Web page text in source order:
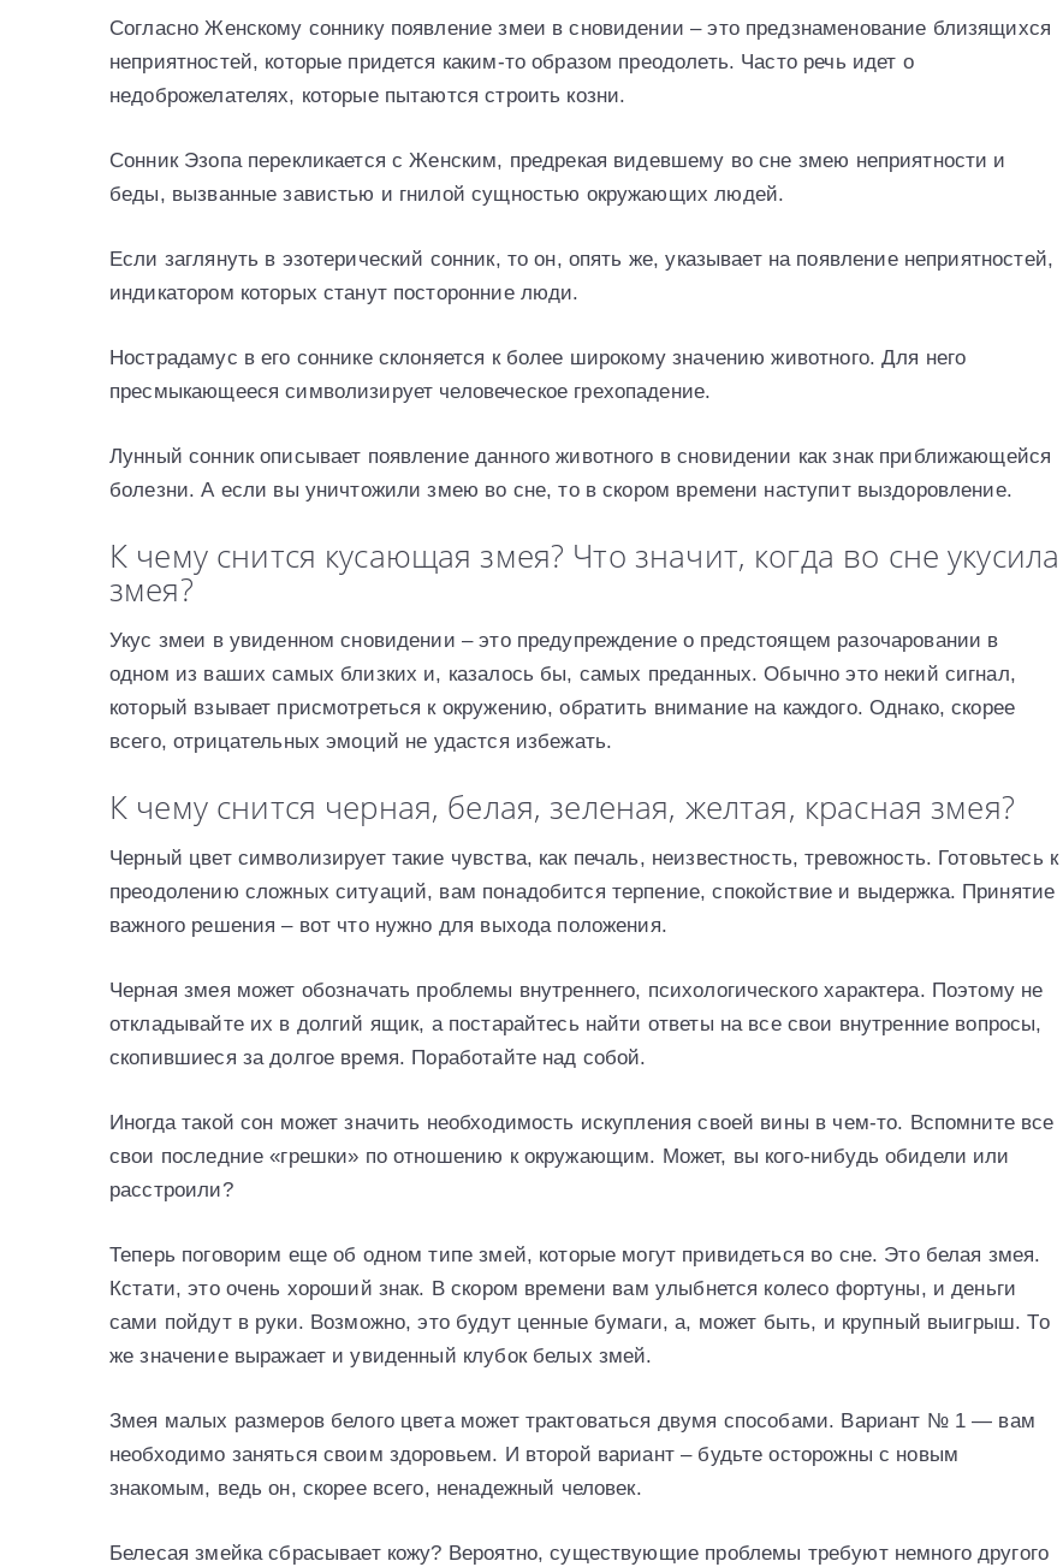
Согласно Женскому соннику появление змеи в сновидении – это предзнаменование близящихся
неприятностей, которые придется каким-то образом преодолеть. Часто речь идет о
недоброжелателях, которые пытаются строить козни.
Сонник Эзопа перекликается с Женским, предрекая видевшему во сне змею неприятности и
беды, вызванные завистью и гнилой сущностью окружающих людей.
Если заглянуть в эзотерический сонник, то он, опять же, указывает на появление неприятностей,
индикатором которых станут посторонние люди.
Нострадамус в его соннике склоняется к более широкому значению животного. Для него
пресмыкающееся символизирует человеческое грехопадение.
Лунный сонник описывает появление данного животного в сновидении как знак приближающейся
болезни. А если вы уничтожили змею во сне, то в скором времени наступит выздоровление.
К чему снится кусающая змея? Что значит, когда во сне укусила
змея?
Укус змеи в увиденном сновидении – это предупреждение о предстоящем разочаровании в
одном из ваших самых близких и, казалось бы, самых преданных. Обычно это некий сигнал,
который взывает присмотреться к окружению, обратить внимание на каждого. Однако, скорее
всего, отрицательных эмоций не удастся избежать.
К чему снится черная, белая, зеленая, желтая, красная змея?
Черный цвет символизирует такие чувства, как печаль, неизвестность, тревожность. Готовьтесь к
преодолению сложных ситуаций, вам понадобится терпение, спокойствие и выдержка. Принятие
важного решения – вот что нужно для выхода положения.
Черная змея может обозначать проблемы внутреннего, психологического характера. Поэтому не
откладывайте их в долгий ящик, а постарайтесь найти ответы на все свои внутренние вопросы,
скопившиеся за долгое время. Поработайте над собой.
Иногда такой сон может значить необходимость искупления своей вины в чем-то. Вспомните все
свои последние «грешки» по отношению к окружающим. Может, вы кого-нибудь обидели или
расстроили?
Теперь поговорим еще об одном типе змей, которые могут привидеться во сне. Это белая змея.
Кстати, это очень хороший знак. В скором времени вам улыбнется колесо фортуны, и деньги
сами пойдут в руки. Возможно, это будут ценные бумаги, а, может быть, и крупный выигрыш. То
же значение выражает и увиденный клубок белых змей.
Змея малых размеров белого цвета может трактоваться двумя способами. Вариант № 1 — вам
необходимо заняться своим здоровьем. И второй вариант – будьте осторожны с новым
знакомым, ведь он, скорее всего, ненадежный человек.
Белесая змейка сбрасывает кожу? Вероятно, существующие проблемы требуют немного другого